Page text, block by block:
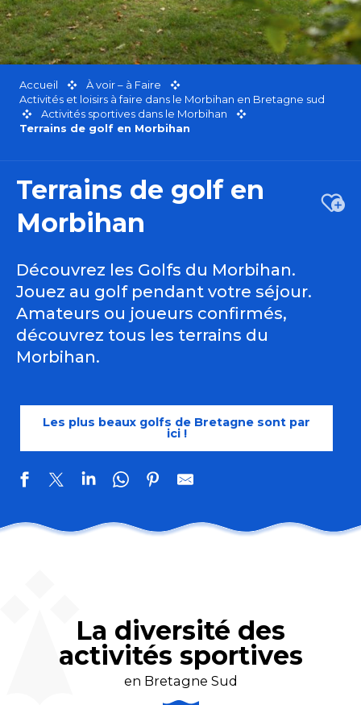
Accueil
À voir – à Faire
Activités et loisirs à faire dans le Morbihan en Bretagne sud
Activités sportives dans le Morbihan
Terrains de golf en Morbihan
Terrains de golf en
Morbihan
Découvrez les Golfs du Morbihan.
Jouez au golf pendant votre séjour.
Amateurs ou joueurs confirmés,
découvrez tous les terrains du
Morbihan.
Les plus beaux golfs de Bretagne sont par
ici !
Golf Nomade
Golf Nature
Golf Lac au Duc
Golf Bluegreen Saint-Laurent
La diversité des
activités sportives
en Bretagne Sud
Sports aériens dans le Morbihan,